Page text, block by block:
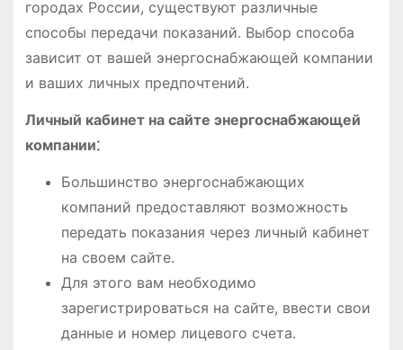
городах России, существуют различные
способы передачи показаний. Выбор способа
зависит от вашей энергоснабжающей компании
и ваших личных предпочтений.
Личный кабинет на сайте энергоснабжающей
компании⁚
Большинство энергоснабжающих
компаний предоставляют возможность
передать показания через личный кабинет
на своем сайте.
Для этого вам необходимо
зарегистрироваться на сайте, ввести свои
данные и номер лицевого счета.